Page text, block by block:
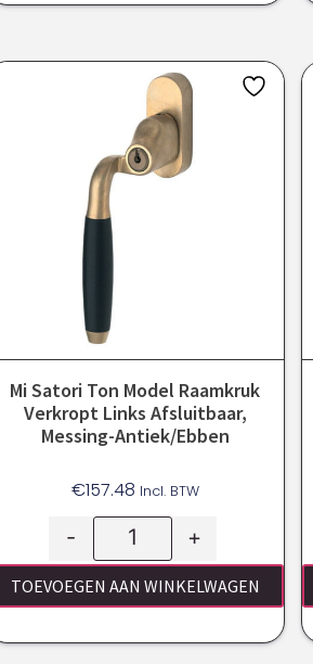
Mi Satori Ton Model Raamkruk
Verkropt Links Afsluitbaar,
Messing-Antiek/ebben
€157.48 Incl. BTW
- +
TOEVOEGEN AAN WINKELWAGEN